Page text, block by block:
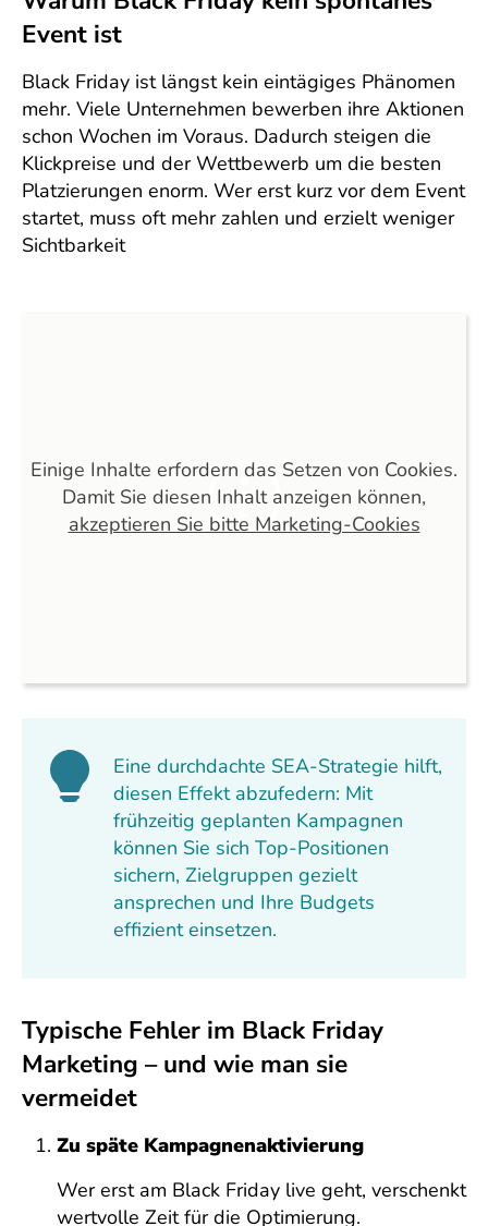
Event ist
Black Friday ist längst kein eintägiges Phänomen
mehr. Viele Unternehmen bewerben ihre Aktionen
schon Wochen im Voraus. Dadurch steigen die
Klickpreise und der Wettbewerb um die besten
Platzierungen enorm. Wer erst kurz vor dem Event
startet, muss oft mehr zahlen und erzielt weniger
Sichtbarkeit
Einige Inhalte erfordern das Setzen von Cookies.
Damit Sie diesen Inhalt anzeigen können,
akzeptieren Sie bitte Marketing-Cookies
Eine durchdachte SEA-Strategie hilft,
diesen Effekt abzufedern: Mit
frühzeitig geplanten Kampagnen
können Sie sich Top-Positionen
sichern, Zielgruppen gezielt
ansprechen und Ihre Budgets
effizient einsetzen.
Typische Fehler im Black Friday
Marketing – und wie man sie
vermeidet
Zu späte Kampagnenaktivierung
Wer erst am Black Friday live geht, verschenkt
wertvolle Zeit für die Optimierung.